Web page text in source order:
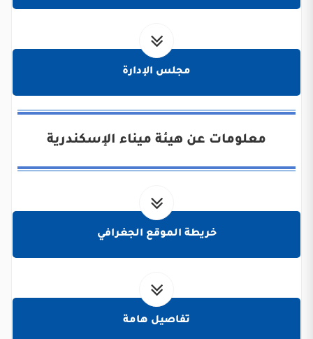
مجلس الإدارة
معلومات عن هيئة ميناء الإسكندرية
خريطة الموقع الجغرافي
تفاصيل هامة